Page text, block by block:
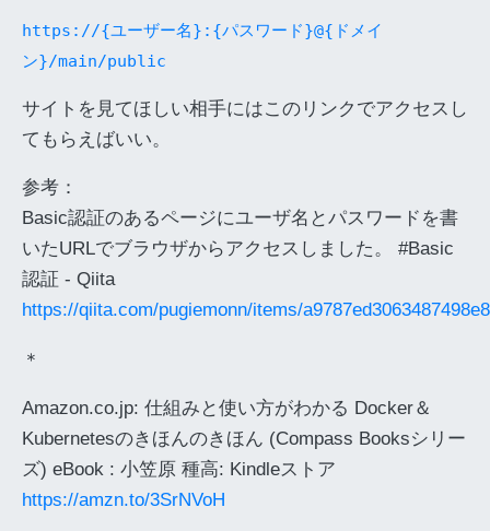
https://{ユーザー名}:{パスワード}@{ドメイ
ン}/main/public
サイトを見てほしい相手にはこのリンクでアクセスし
てもらえばいい。
参考：
Basic認証のあるページにユーザ名とパスワードを書
いたURLでブラウザからアクセスしました。 #Basic
認証 - Qiita
https://qiita.com/pugiemonn/items/
＊
Amazon.co.jp: 仕組みと使い方がわかる Docker＆
Kubernetesのきほんのきほん (Compass Booksシリー
ズ) eBook : 小笠原 種高: Kindleストア
https://amzn.to/3SrNVoH